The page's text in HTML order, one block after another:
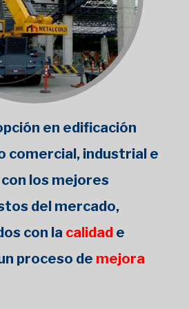
en edificación
comercial, industrial e
los mejores
del mercado,
con la calidad e
proceso de mejora